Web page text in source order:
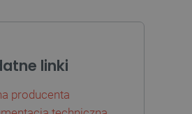
linki
producenta